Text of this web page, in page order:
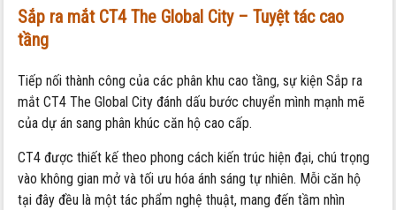
Sắp ra mắt CT4 The Global City – Tuyệt tác cao
tầng
Tiếp nối thành công của các phân khu cao tầng, sự kiện Sắp ra
mắt CT4 The Global City đánh dấu bước chuyển mình mạnh mẽ
của dự án sang phân khúc căn hộ cao cấp.
CT4 được thiết kế theo phong cách kiến trúc hiện đại, chú trọng
vào không gian mở và tối ưu hóa ánh sáng tự nhiên. Mỗi căn hộ
tại đây đều là một tác phẩm nghệ thuật, mang đến tầm nhìn